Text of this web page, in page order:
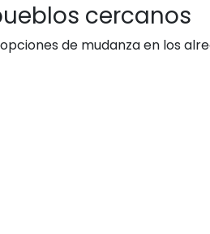
cercanos
de mudanza en los